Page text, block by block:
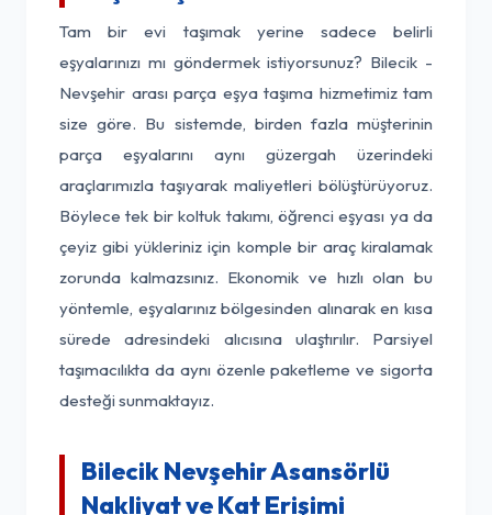
Tam bir evi taşımak yerine sadece belirli
eşyalarınızı mı göndermek istiyorsunuz? Bilecik -
Nevşehir arası parça eşya taşıma hizmetimiz tam
size göre. Bu sistemde, birden fazla müşterinin
parça eşyalarını aynı güzergah üzerindeki
araçlarımızla taşıyarak maliyetleri bölüştürüyoruz.
Böylece tek bir koltuk takımı, öğrenci eşyası ya da
çeyiz gibi yükleriniz için komple bir araç kiralamak
zorunda kalmazsınız. Ekonomik ve hızlı olan bu
yöntemle, eşyalarınız bölgesinden alınarak en kısa
sürede adresindeki alıcısına ulaştırılır. Parsiyel
taşımacılıkta da aynı özenle paketleme ve sigorta
desteği sunmaktayız.
Bilecik Nevşehir Asansörlü
Nakliyat ve Kat Erişimi